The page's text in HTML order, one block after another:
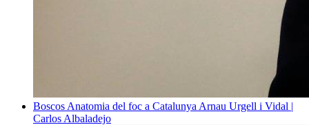
Boscos Anatomia del foc a Catalunya Arnau Urgell i Vidal |
Carlos Albaladejo